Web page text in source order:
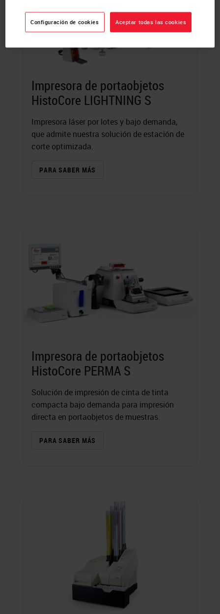
Impresora de portaobjetos
HistoCore LIGHTNING S
Impresora láser por lotes y bajo demanda,
que admite nuestra solución de estación de
corte optimizada.
PARA SABER MÁS
Impresora de portaobjetos
HistoCore PERMA S
Solución de impresión de cinta de tinta
compacta bajo demanda para impresión
directa en portaobjetos de muestras.
PARA SABER MÁS
Configuración de cookies Aceptar todas las cookies